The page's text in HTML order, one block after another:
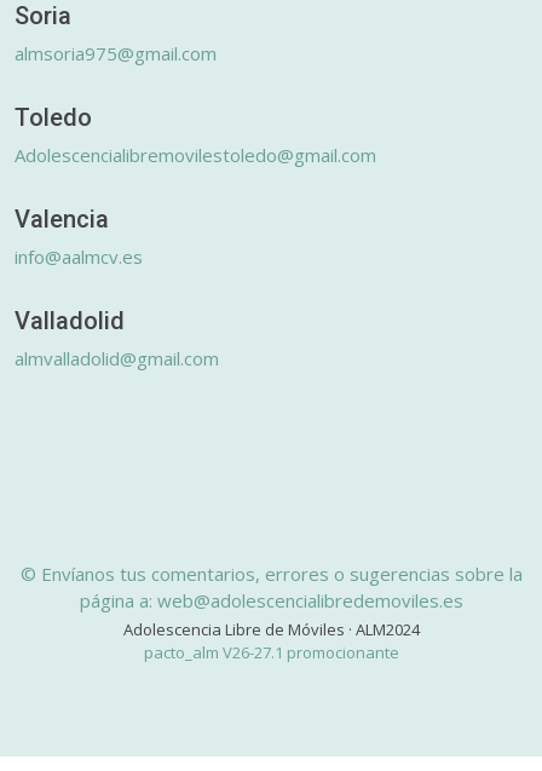
Soria
almsoria975@gmail.com
Toledo
Adolescencialibremovilestoledo@gmail.com
Valencia
info@aalmcv.es
Valladolid
almvalladolid@gmail.com
© Envíanos tus comentarios, errores o sugerencias sobre la
página a: web@adolescencialibredemoviles.es
Adolescencia Libre de Móviles · ALM2024
pacto_alm V26-27.1 promocionante